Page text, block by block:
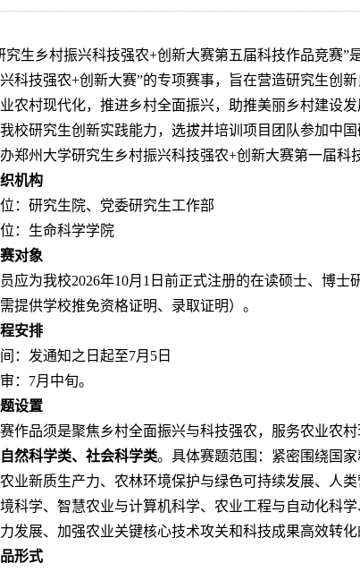
究生乡村振兴科技强农+创新大赛第五届科技作品竞赛”
科技强农+创新大赛”的专项赛事，旨在营造研究生创
农村现代化，推进乡村全面振兴，助推美丽乡村建设发
校研究生创新实践能力，选拔并培训项目团队参加中
郑州大学研究生乡村振兴科技强农+创新大赛第一届科
机构
：研究生院、党委研究生工作部
：生命科学学院
对象
应为我校2026年10月1日前正式注册的在读硕士、博
提供学校推免资格证明、录取证明）。
安排
：发通知之日起至7月5日
：7月中旬。
设置
作品须是聚焦乡村全面振兴与科技强农，服务农业农
然科学类、社会科学类。具体赛题范围：紧密围绕国
业新质生产力、农林环境保护与绿色可持续发展、人
科学、智慧农业与计算机科学、农业工程与自动化科
发展、加强农业关键核心技术攻关和科技成果高效转化
形式